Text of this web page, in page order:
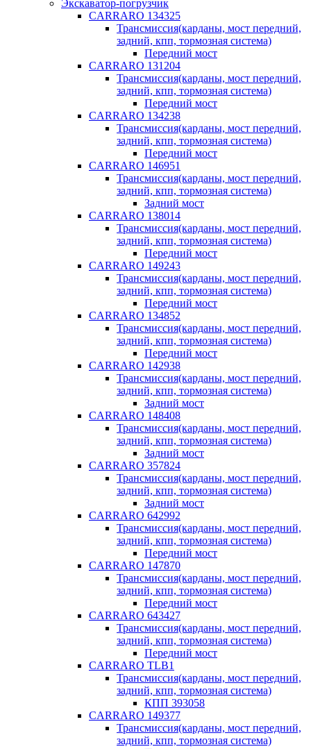
Экскаватор-погрузчик
CARRARO 134325
Трансмиссия(карданы, мост передний,
задний, кпп, тормозная система)
Передний мост
CARRARO 131204
Трансмиссия(карданы, мост передний,
задний, кпп, тормозная система)
Передний мост
CARRARO 134238
Трансмиссия(карданы, мост передний,
задний, кпп, тормозная система)
Передний мост
CARRARO 146951
Трансмиссия(карданы, мост передний,
задний, кпп, тормозная система)
Задний мост
CARRARO 138014
Трансмиссия(карданы, мост передний,
задний, кпп, тормозная система)
Передний мост
CARRARO 149243
Трансмиссия(карданы, мост передний,
задний, кпп, тормозная система)
Передний мост
CARRARO 134852
Трансмиссия(карданы, мост передний,
задний, кпп, тормозная система)
Передний мост
CARRARO 142938
Трансмиссия(карданы, мост передний,
задний, кпп, тормозная система)
Задний мост
CARRARO 148408
Трансмиссия(карданы, мост передний,
задний, кпп, тормозная система)
Задний мост
CARRARO 357824
Трансмиссия(карданы, мост передний,
задний, кпп, тормозная система)
Задний мост
CARRARO 642992
Трансмиссия(карданы, мост передний,
задний, кпп, тормозная система)
Передний мост
CARRARO 147870
Трансмиссия(карданы, мост передний,
задний, кпп, тормозная система)
Передний мост
CARRARO 643427
Трансмиссия(карданы, мост передний,
задний, кпп, тормозная система)
Передний мост
CARRARO TLB1
Трансмиссия(карданы, мост передний,
задний, кпп, тормозная система)
КПП 393058
CARRARO 149377
Трансмиссия(карданы, мост передний,
задний, кпп, тормозная система)